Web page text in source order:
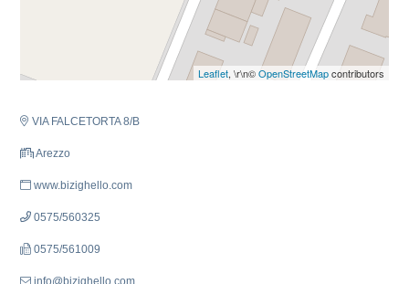
Leaflet, \r\n©OpenStreetMapcontributors
VIA FALCETORTA 8/B
Arezzo
www.bizighello.com
0575/560325
0575/561009
info@bizighello.com